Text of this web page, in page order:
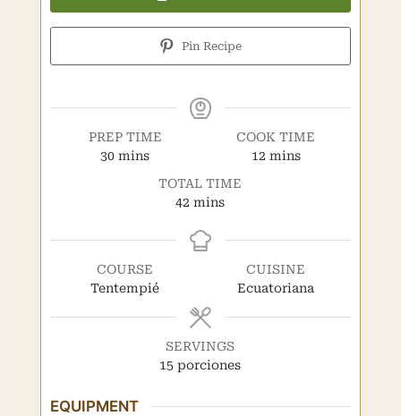
Pin Recipe
PREP TIME
30minutes
mins
COOK TIME
12minutes
mins
TOTAL TIME
42 minutes
mins
COURSE
Tentempié
CUISINE
Ecuatoriana
SERVINGS
15 porciones
EQUIPMENT